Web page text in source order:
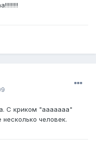
С криком "ааааааа"
человек.